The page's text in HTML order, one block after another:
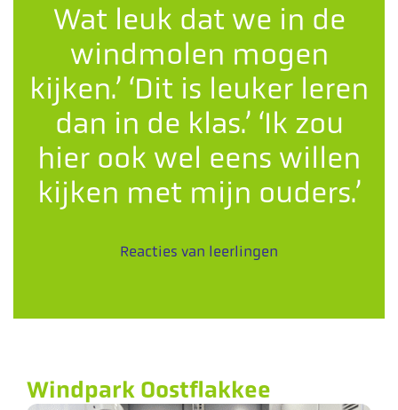
Wat leuk dat we in de
windmolen mogen
kijken.’ ‘Dit is leuker leren
dan in de klas.’ ‘Ik zou
hier ook wel eens willen
kijken met mijn ouders.’
Reacties van leerlingen
Windpark Oostflakkee